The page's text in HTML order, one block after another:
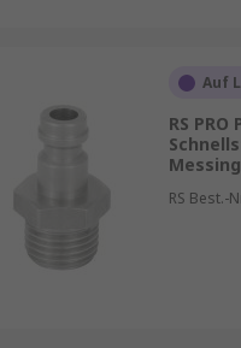
Auf
RS
RS Best.-